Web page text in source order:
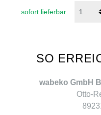
sofort lieferbar
SO
wabeko GmbH
Otto-